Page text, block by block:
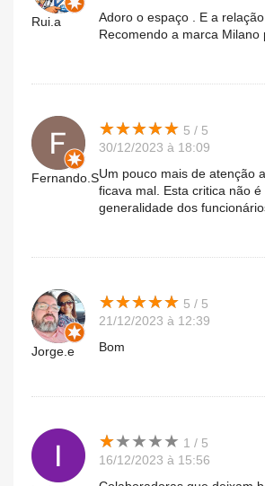
Rui.a
Adoro o espaço . E a relação
Recomendo a marca Milano
Fernando.S
★★★★★
★★★★★ 5 / 5
30/12/2023 à 18:09
Um pouco mais de atenção
ficava mal. Esta critica não é
generalidade dos
Jorge.e
★★★★★
★★★★★ 5 / 5
21/12/2023 à 12:39
Bom
★★★★★
★★★★★ 1 / 5
16/12/2023 à 15:56